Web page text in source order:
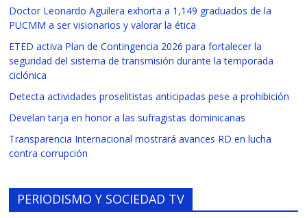
Doctor Leonardo Aguilera exhorta a 1,149 graduados de la
PUCMM a ser visionarios y valorar la ética
ETED activa Plan de Contingencia 2026 para fortalecer la
seguridad del sistema de transmisión durante la temporada
ciclónica
Detecta actividades proselitistas anticipadas pese a prohibición
Develan tarja en honor a las sufragistas dominicanas
Transparencia Internacional mostrará avances RD en lucha
contra corrupción
PERIODISMO Y SOCIEDAD TV